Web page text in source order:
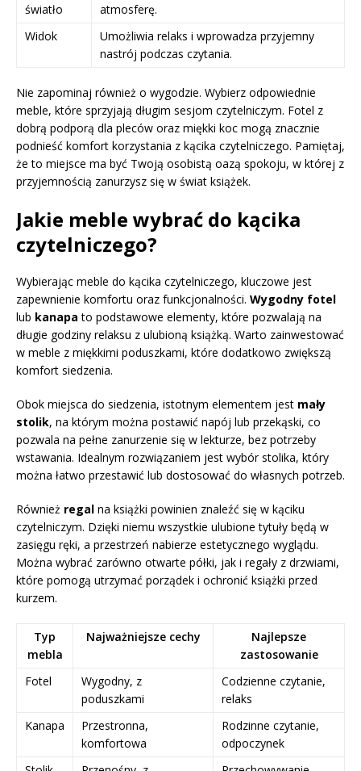
światło
atmosferę.
Widok
Umożliwia relaks i wprowadza przyjemny
nastrój podczas czytania.
Nie zapominaj również o wygodzie. Wybierz odpowiednie
meble, które sprzyjają długim sesjom czytelniczym. Fotel z
dobrą podporą dla pleców oraz miękki koc mogą znacznie
podnieść komfort korzystania z kącika czytelniczego. Pamiętaj,
że to miejsce ma być Twoją osobistą oazą spokoju, w której z
przyjemnością zanurzysz się w świat książek.
Jakie meble wybrać do kącika
czytelniczego?
Wybierając meble do kącika czytelniczego, kluczowe jest
zapewnienie komfortu oraz funkcjonalności. Wygodny fotel
lub kanapa to podstawowe elementy, które pozwalają na
długie godziny relaksu z ulubioną książką. Warto zainwestować
w meble z miękkimi poduszkami, które dodatkowo zwiększą
komfort siedzenia.
Obok miejsca do siedzenia, istotnym elementem jest mały
stolik, na którym można postawić napój lub przekąski, co
pozwala na pełne zanurzenie się w lekturze, bez potrzeby
wstawania. Idealnym rozwiązaniem jest wybór stolika, który
można łatwo przestawić lub dostosować do własnych potrzeb.
Również regal na książki powinien znaleźć się w kąciku
czytelniczym. Dzięki niemu wszystkie ulubione tytuły będą w
zasięgu ręki, a przestrzeń nabierze estetycznego wyglądu.
Można wybrać zarówno otwarte półki, jak i regały z drzwiami,
które pomogą utrzymać porządek i ochronić książki przed
kurzem.
Typ
mebla
Najważniejsze cechy
Najlepsze
zastosowanie
Fotel
Wygodny, z
poduszkami
Codzienne czytanie,
relaks
Kanapa
Przestronna,
komfortowa
Rodzinne czytanie,
odpoczynek